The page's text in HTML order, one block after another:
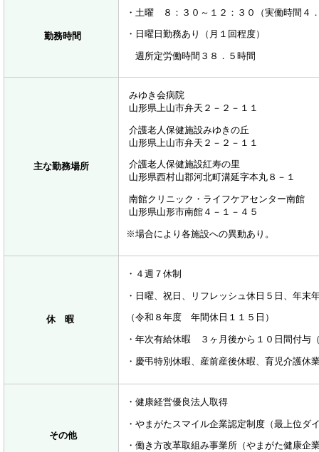
勤務時間
・土曜 ８：３０～１２：３０（実働時間４
・日曜日勤務あり（月１回程度）
週所定労働時間３８．５時間
主な勤務場所
みゆき会病院
山形県上山市弁天２－２－１１
介護老人保健施設みゆきの丘
山形県上山市弁天２－２－１１
介護老人保健施設紅寿の里
山形県西村山郡河北町溝延字本丸８－１
南館クリニック・ライフケアセンター南館
山形県山形市南館４－１－４５
※場合により各施設への異動あり。
休 暇
・４週７休制
・日曜、祝日、リフレッシュ休日５日、年末
（令和８年度 年間休日１１５日）
・年次有給休暇 ３ヶ月後から１０日間付与
・慶弔特別休暇、産前産後休暇、育児介護
その他
・健康経営優良法人取得
・やまがたスマイル企業認定制度（最上位ダ
・働き方改革取組み事業所（やまがた健康企